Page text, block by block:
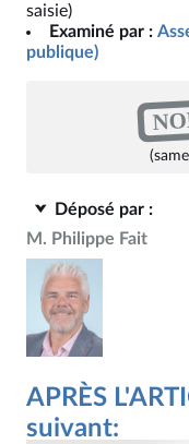
saisie)
Examiné par :
publique)
Déposé par :
M. Philippe Fait
APRÈS
suivant: